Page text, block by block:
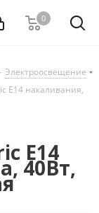
0
Электроосвещение
Е14 накаливания,
Е14
40Вт,